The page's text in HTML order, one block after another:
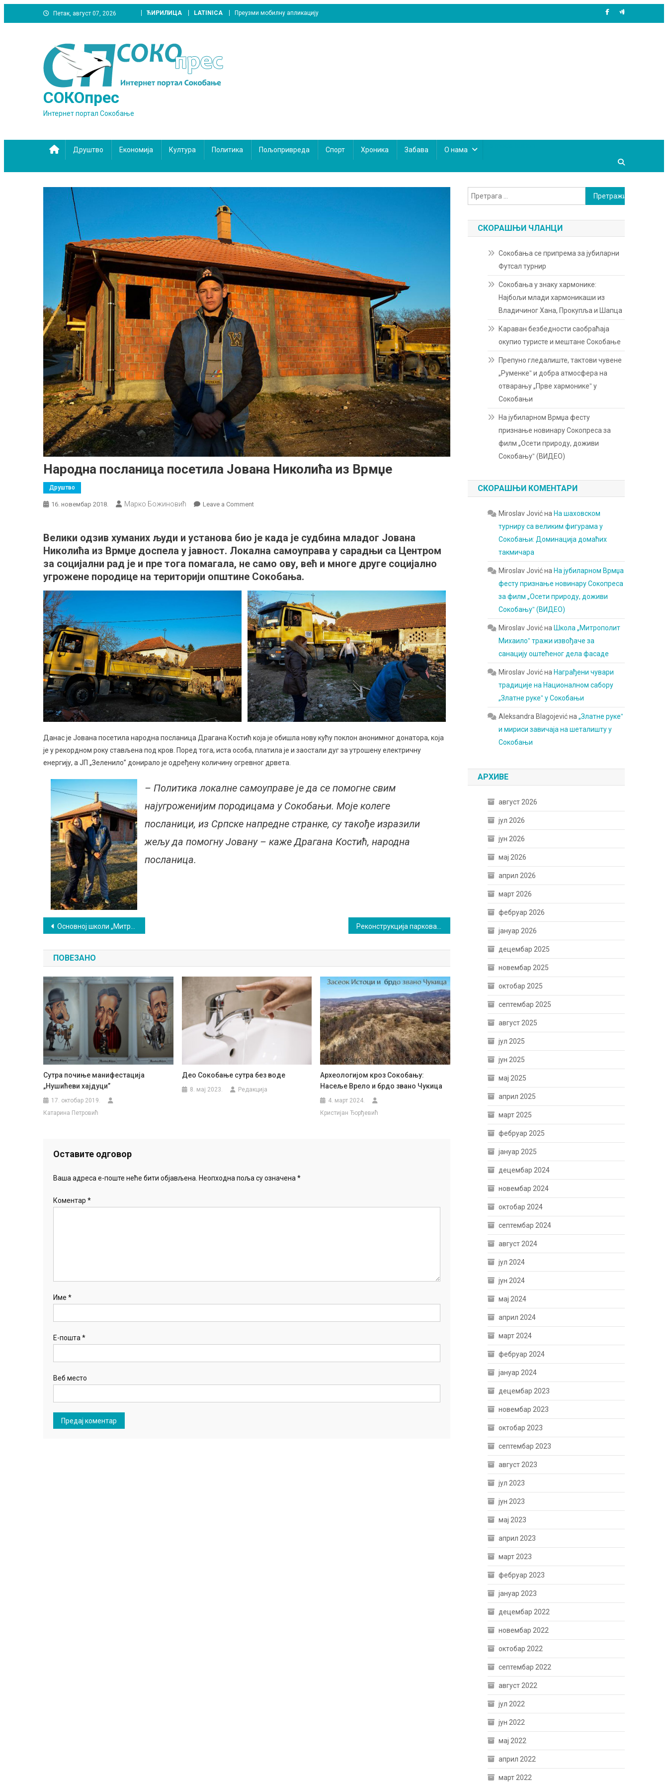
to
Петак, август 07, 2026 ЋИРИЛИЦА LATINICA Преузми мобилну апликацију
СОКОпрес
Интернет портал Сокобање
Друштво Економија Култура Политика Пољопривреда Спорт Хроника Забава О нама
Народна посланица посетила Јована Николића из Врмџе
Друштво
16. новембар 2018. Марко Божиновић Leave a Commenton
посетила
Јована
Николића
из
Велики одзив хуманих људи и установа био је када је судбина младог Јована
Николића из Врмџе доспела у јавност. Локална самоуправа у сарадњи са Центром
за социјални рад је и пре тога помагала, не само ову, већ и многе друге социјално
угрожене породице на територији општине Сокобања.
Данас је Јована посетила народна посланица Драгана Костић која је обишла нову кућу поклон анонимног донатора, која
је у рекордном року стављена под кров. Поред тога, иста особа, платила је и заостали дуг за утрошену електричну
енергију, а ЈП „Зеленило” донирало је одређену количину огревног дрвета.
– Политика локалне самоуправе је да се помогне свим
најугроженијим породицама у Сокобањи. Моје колеге
посланици, из Српске напредне странке, су такође изразили
жељу да помогну Јовану – каже Драгана Костић, народна
посланица.
Кретање
чланка
Основној школи „Митрополит Михаило” поклоњени спортски реквизити
ПОВЕЗАНО
Сутра почиње манифестација
„Нушићеви хајдуци”
17. октобар 2019.
Катарина Петровић
Део Сокобање сутра без воде
8. мај 2023. Редакција
Археологијом кроз Сокобању:
Насеље Врело и брдо звано Чукица
4. март 2024.
Кристијан Ђорђевић
Оставите одговор
Ваша адреса е-поште неће бити објављена. Неопходна поља су означена*
Коментар *
Име *
Е-пошта*
Веб место
Претрага
за:
СКОРАШЊИ ЧЛАНЦИ
Сокобања се припрема за јубиларни
Футсал турнир
Сокобања у знаку хармонике:
Најбољи млади хармоникаши из
Владичиног Хана, Прокупља и Шапца
Караван безбедности саобраћаја
окупио туристе и мештане Сокобање
Препуно гледалиште, тактови чувене
„Руменкеˮ и добра атмосфера на
отварању „Прве хармоникеˮ у
Сокобањи
На јубиларном Врмџа фесту
признање новинару Сокопреса за
филм „Осети природу, доживи
Сокобањуˮ (ВИДЕО)
СКОРАШЊИ КОМЕНТАРИ
Miroslav Jovićна На шаховском
турниру са великим фигурама у
Сокобањи: Доминација домаћих
такмичара
Miroslav Jovićна На јубиларном Врмџа
фесту признање новинару Сокопреса
за филм „Осети природу, доживи
Сокобањуˮ (ВИДЕО)
Miroslav Jovićна Школа „Митрополит
Михаилоˮ тражи извођаче за
санацију оштећеног дела фасаде
Miroslav Jovićна Награђени чувари
традиције на Националном сабору
„Златне рукеˮ у Сокобањи
Aleksandra Blagojevićна„Златне рукеˮ
и мириси завичаја на шеталишту у
Сокобањи
АРХИВЕ
август 2026
јул 2026
јун 2026
мај 2026
април 2026
март 2026
фебруар 2026
јануар 2026
децембар 2025
новембар 2025
октобар 2025
септембар 2025
август 2025
јул 2025
јун 2025
мај 2025
април 2025
март 2025
фебруар 2025
јануар 2025
децембар 2024
новембар 2024
октобар 2024
септембар 2024
август 2024
јул 2024
јун 2024
мај 2024
април 2024
март 2024
фебруар 2024
јануар 2024
децембар 2023
новембар 2023
октобар 2023
септембар 2023
август 2023
јул 2023
јун 2023
мај 2023
април 2023
март 2023
фебруар 2023
јануар 2023
децембар 2022
новембар 2022
октобар 2022
септембар 2022
август 2022
јул 2022
јун 2022
мај 2022
април 2022
март 2022